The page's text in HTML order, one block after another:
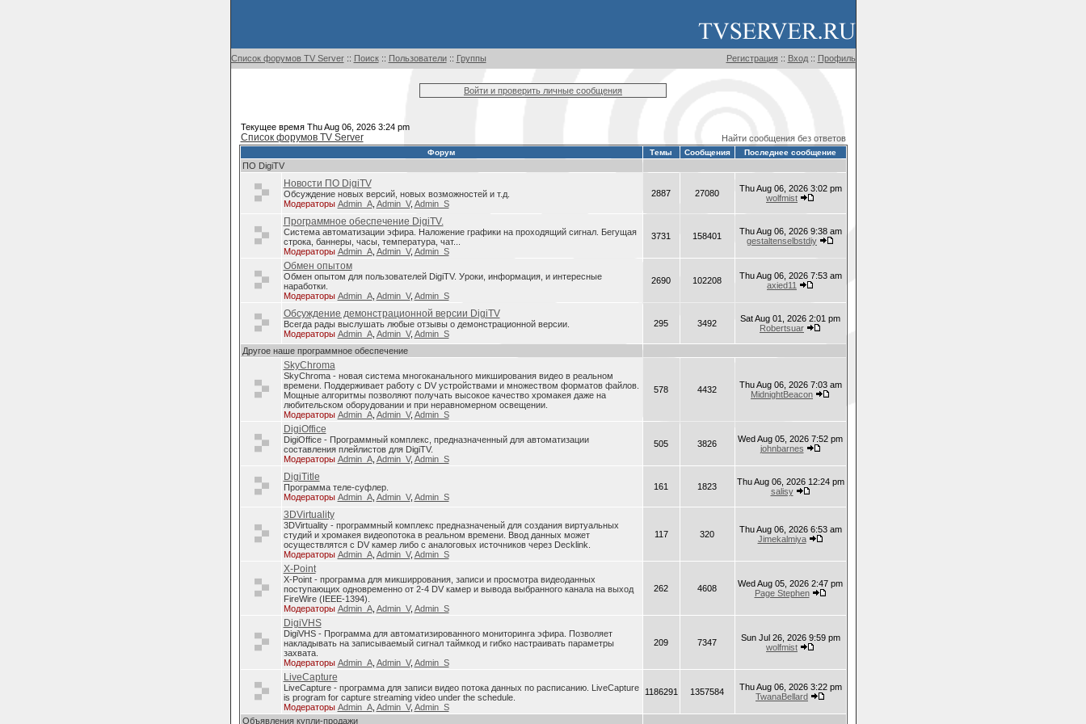
Список форумов TV Server:: Поиск:: Пользователи:: Группы Регистрация :: Вход:: Профиль
Войти и проверить личные сообщения
Текущее время Thu Aug 06, 2026 3:24 pm
Список форумов TV Server Найти сообщения без ответов
Форум Темы Сообщения Последнее сообщение
ПО DigiTV
Новости ПО DigiTV
Обсуждение новых версий, новых возможностей и т.д.
Модераторы Admin_A, Admin_V, Admin_S
2887 27080
Thu Aug 06, 2026 3:02 pm
wolfmist
Программное обеспечение DigiTV.
Система автоматизации эфира. Наложение графики на проходящий сигнал. Бегущая
строка, баннеры, часы, температура, чат...
Модераторы Admin_A, Admin_V, Admin_S
3731 158401
Thu Aug 06, 2026 9:38 am
gestaltenselbstdiy
Обмен опытом
Обмен опытом для пользователей DigiTV. Уроки, информация, и интересные
наработки.
Модераторы Admin_A, Admin_V, Admin_S
2690 102208
Thu Aug 06, 2026 7:53 am
axied11
Обсуждение демонстрационной версии DigiTV
Всегда рады выслушать любые отзывы о демонстрационной версии.
Модераторы Admin_A, Admin_V, Admin_S
295 3492
Sat Aug 01, 2026 2:01 pm
Robertsuar
Другое наше программное обеспечение
SkyChroma
SkyChroma - новая система многоканального микширования видео в реальном
времени. Поддерживает работу с DV устройствами и множеством форматов файлов.
Мощные алгоритмы позволяют получать высокое качество хромакея даже на
любительском оборудовании и при неравномерном освещении.
Модераторы Admin_A, Admin_V, Admin_S
578 4432
Thu Aug 06, 2026 7:03 am
MidnightBeacon
DigiOffice
DigiOffice - Программный комплекс, предназначенный для автоматизации
составления плейлистов для DigiTV.
Модераторы Admin_A, Admin_V, Admin_S
505 3826
Wed Aug 05, 2026 7:52 pm
johnbarnes
DigiTitle
Программа теле-суфлер.
Модераторы Admin_A, Admin_V, Admin_S
161 1823
Thu Aug 06, 2026 12:24 pm
salisy
3DVirtuality
3DVirtuality - программный комплекс предназначеный для создания виртуальных
студий и хромакея видеопотока в реальном времени. Ввод данных может
осуществлятся с DV камер либо с аналоговых источников через Decklink.
Модераторы Admin_A, Admin_V, Admin_S
117 320
Thu Aug 06, 2026 6:53 am
Jimekalmiya
X-Point
X-Point - программа для микширрования, записи и просмотра видеоданных
поступающих одновременно от 2-4 DV камер и вывода выбранного канала на выход
FireWire (IEEE-1394).
Модераторы Admin_A, Admin_V, Admin_S
262 4608
Wed Aug 05, 2026 2:47 pm
Page Stephen
DigiVHS
DigiVHS - Программа для автоматизированного мониторинга эфира. Позволяет
накладывать на записываемый сигнал таймкод и гибко настраивать параметры
захвата.
Модераторы Admin_A, Admin_V, Admin_S
209 7347
Sun Jul 26, 2026 9:59 pm
wolfmist
LiveCapture
LiveCapture - программа для записи видео потока данных по расписанию. LiveCapture
is program for capture streaming video under the schedule.
Модераторы Admin_A, Admin_V, Admin_S
1186291 1357584
Thu Aug 06, 2026 3:22 pm
TwanaBellard
Объявления купли-продажи